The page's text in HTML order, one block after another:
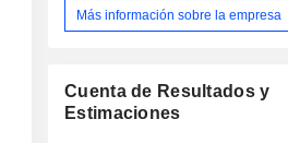
profesional de la empresa incluye
formación práctica centrados en la
profesional, cursos de
exámenes de idiomas
Más información sobre la empresa
Cuenta de Resultados y
Estimaciones